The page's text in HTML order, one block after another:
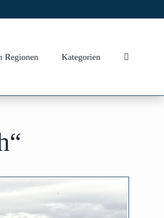
Regionen Kategorien